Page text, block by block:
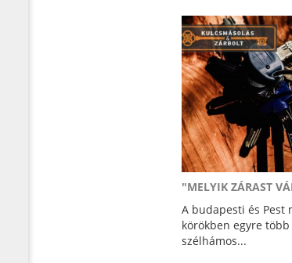
"MELYIK ZÁRAST
A budapesti és Pest
körökben egyre
szélhámos...